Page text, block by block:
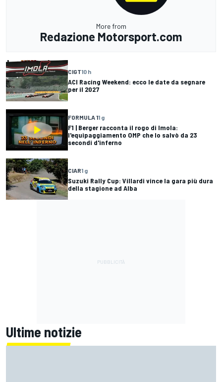
More from
Redazione Motorsport.com
CIGT10 h
ACI Racing Weekend: ecco le date da segnare
per il 2027
FORMULA 11 g
F1 | Berger racconta il rogo di Imola:
l'equipaggiamento OMP che lo salvò da 23
secondi d'inferno
CIAR1 g
Suzuki Rally Cup: Villardi vince la gara più dura
della stagione ad Alba
Ultime notizie